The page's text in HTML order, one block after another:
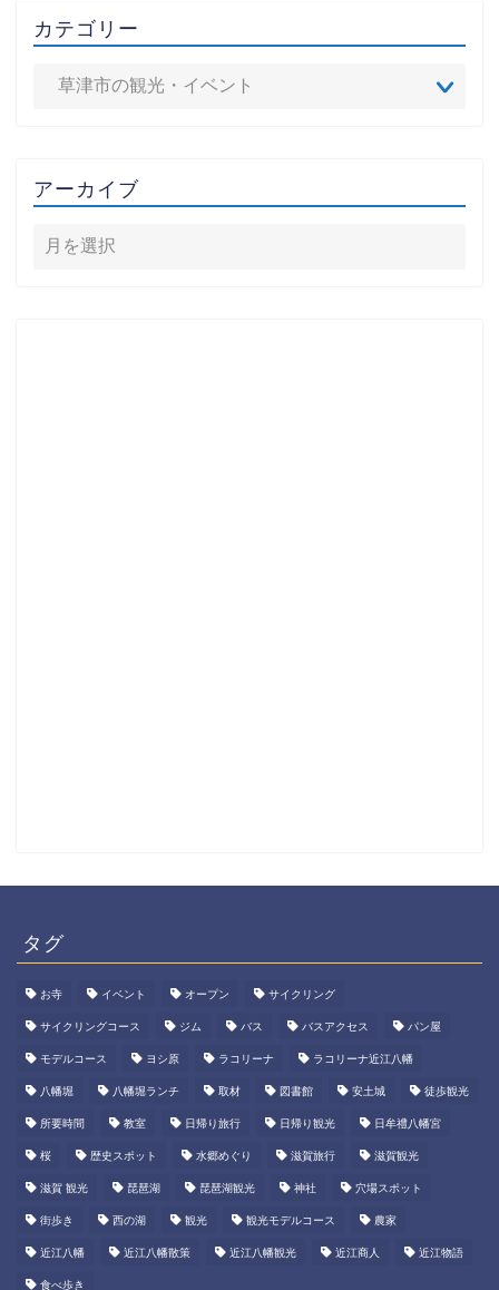
カテゴリー
アーカイブ
タグ
お寺 イベント オープン サイクリング
サイクリングコース ジム バス バスアクセス パン屋
モデルコース ヨシ原 ラコリーナ ラコリーナ近江八幡
八幡堀 八幡堀ランチ 取材 図書館 安土城 徒歩観光
所要時間 教室 日帰り旅行 日帰り観光 日牟禮八幡宮
桜 歴史スポット 水郷めぐり 滋賀旅行 滋賀観光
滋賀 観光 琵琶湖 琵琶湖観光 神社 穴場スポット
街歩き 西の湖 観光 観光モデルコース 農家
近江八幡 近江八幡散策 近江八幡観光 近江商人 近江物語
食べ歩き